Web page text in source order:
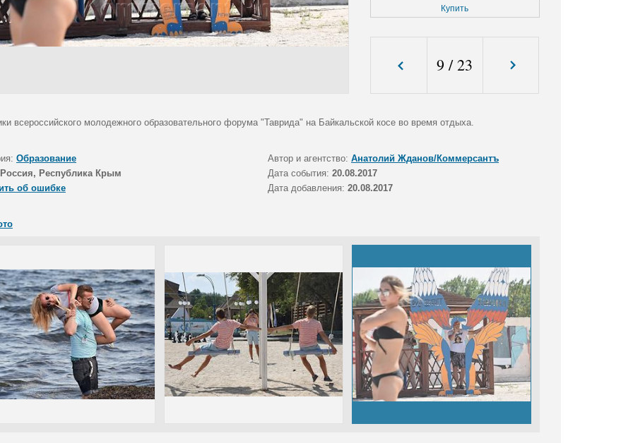
Купить
9 /23
всероссийского молодежного образовательного форума "Таврида" на Байкальской косе во время отдыха.
Образование Автор и агентство: Анатолий Жданов/Коммерсантъ
Россия, Республика Крым Дата события: 20.08.2017
об ошибке
Дата добавления: 20.08.2017